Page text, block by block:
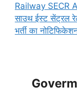
Railway SECR
साउथ ईस्ट सेंट्रल
भर्ती का